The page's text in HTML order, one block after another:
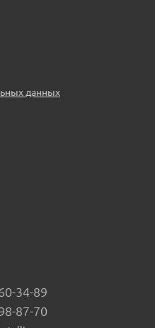
данных
34-89
87-70